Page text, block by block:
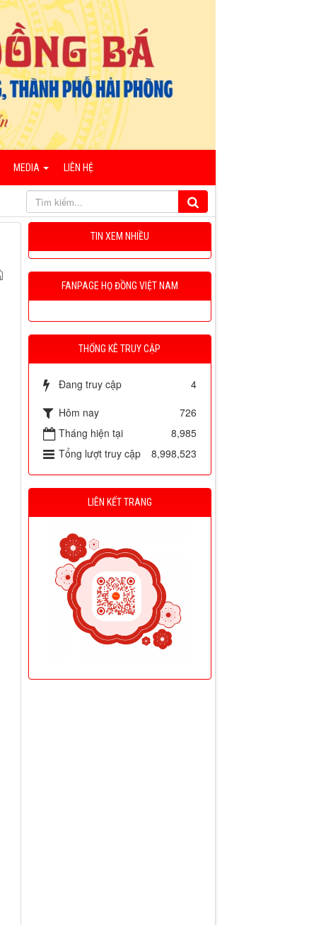
MEDIA LIÊN HỆ
TIN XEM NHIỀU
FANPAGE HỌ ĐỒNG VIỆT NAM
THỐNG KÊ TRUY CẬP
Đang truy cập
4
Hôm nay
726
Tháng hiện tại
8,985
Tổng lượt truy cập
8,998,523
LIÊN KẾT TRANG